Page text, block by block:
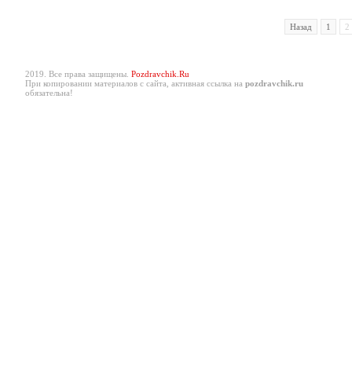
Назад 1 2
2019. Все права защищены. Pozdravchik.Ru
При копировании материалов с сайта, активная ссылка на pozdravchik.ru
обязательна!